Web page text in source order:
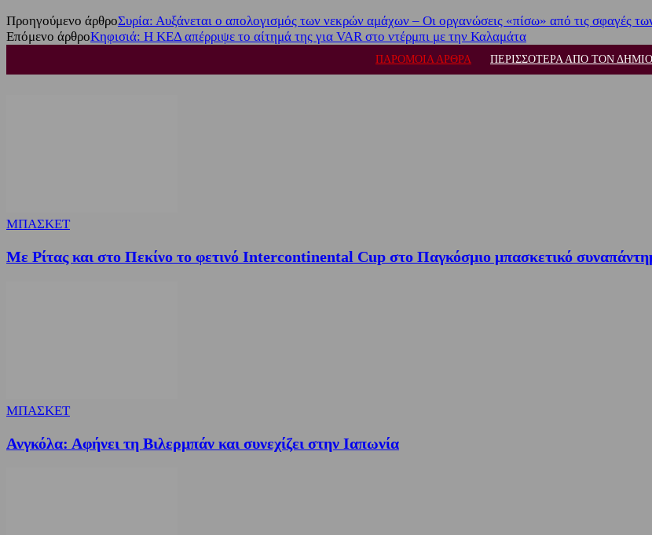
Προηγούμενο άρθροΣυρία: Αυξάνεται ο απολογισμός των νεκρών αμάχων – Οι οργανώσεις «πίσω» από τις σφαγές
Επόμενο άρθροΚηφισιά: Η ΚΕΔ απέρριψε το αίτημά της για VAR στο ντέρμπι με την Καλαμάτα
ΠΑΡΟΜΟΙΑ ΑΡΘΡΑ ΠΕΡΙΣΣΟΤΕΡΑ ΑΠΟ ΤΟΝ
ΜΠΑΣΚΕΤ
Με Ρίτας και στο Πεκίνο το φετινό Intercontinental Cup στο Παγκόσμιο μπασκετικό
ΜΠΑΣΚΕΤ
Ανγκόλα: Αφήνει τη Βιλερμπάν και συνεχίζει στην Ιαπωνία